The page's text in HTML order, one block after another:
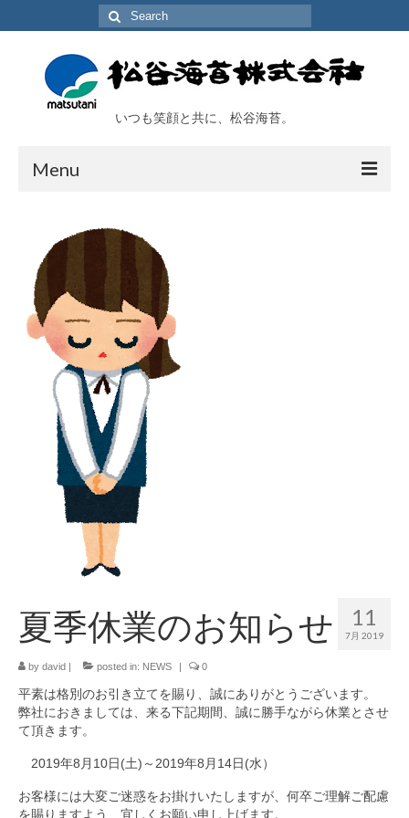
Search
for:
いつも笑顔と共に、松谷海苔。
Menu
会社概要
工場及び施設
取扱い商品
海苔アラカルト
オンラインショップ
SDGsへの取組み
お知らせ
お問い合わせ
リクルート
11
7月 2019
夏季休業のお知らせ
by david | posted in: NEWS | 0
平素は格別のお引き立てを賜り、誠にありがとうございます。
弊社におきましては、来る下記期間、誠に勝手ながら休業とさせ
て頂きます。
2019年8月10日(土)～2019年8月14日(水）
お客様には大変ご迷惑をお掛けいたしますが、何卒ご理解ご配慮
を賜りますよう、宜しくお願い申し上げます。